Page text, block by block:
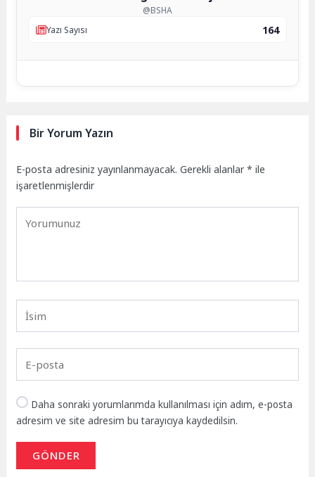
@BSHA
Yazı Sayısı
164
Bir Yorum Yazın
E-posta adresiniz yayınlanmayacak. Gerekli alanlar* ile
işaretlenmişlerdir
Daha sonraki yorumlarımda kullanılması için adım, e-posta
adresim ve site adresim bu tarayıcıya kaydedilsin.
GÖNDER